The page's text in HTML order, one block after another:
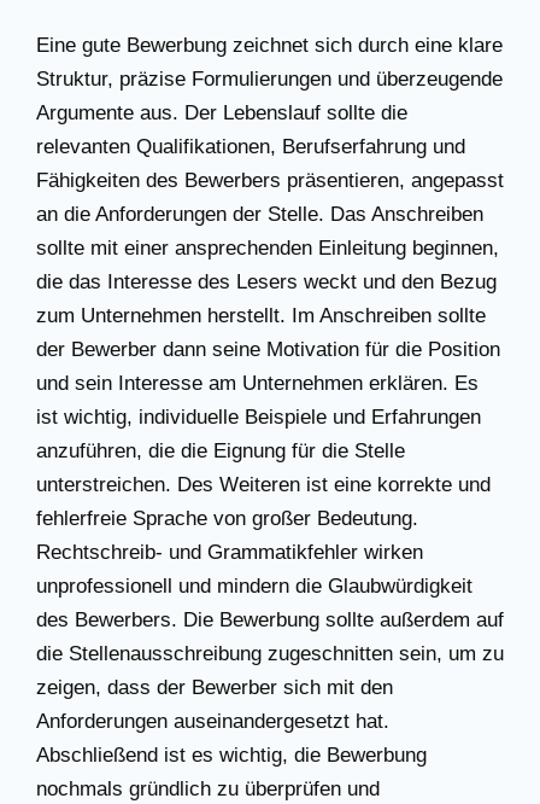
Eine gute Bewerbung zeichnet sich durch eine klare
Struktur, präzise Formulierungen und überzeugende
Argumente aus. Der Lebenslauf sollte die
relevanten Qualifikationen, Berufserfahrung und
Fähigkeiten des Bewerbers präsentieren, angepasst
an die Anforderungen der Stelle. Das Anschreiben
sollte mit einer ansprechenden Einleitung beginnen,
die das Interesse des Lesers weckt und den Bezug
zum Unternehmen herstellt. Im Anschreiben sollte
der Bewerber dann seine Motivation für die Position
und sein Interesse am Unternehmen erklären. Es
ist wichtig, individuelle Beispiele und Erfahrungen
anzuführen, die die Eignung für die Stelle
unterstreichen. Des Weiteren ist eine korrekte und
fehlerfreie Sprache von großer Bedeutung.
Rechtschreib- und Grammatikfehler wirken
unprofessionell und mindern die Glaubwürdigkeit
des Bewerbers. Die Bewerbung sollte außerdem auf
die Stellenausschreibung zugeschnitten sein, um zu
zeigen, dass der Bewerber sich mit den
Anforderungen auseinandergesetzt hat.
Abschließend ist es wichtig, die Bewerbung
nochmals gründlich zu überprüfen und